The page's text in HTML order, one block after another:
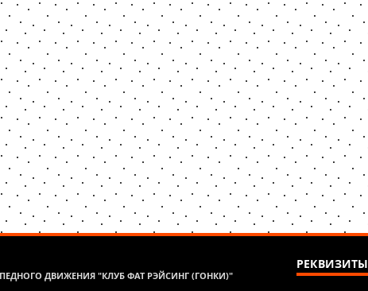
ДВИЖЕНИЯ "КЛУБ ФАТ РЭЙСИНГ (ГОНКИ)"
РЕКВИЗИТЫ